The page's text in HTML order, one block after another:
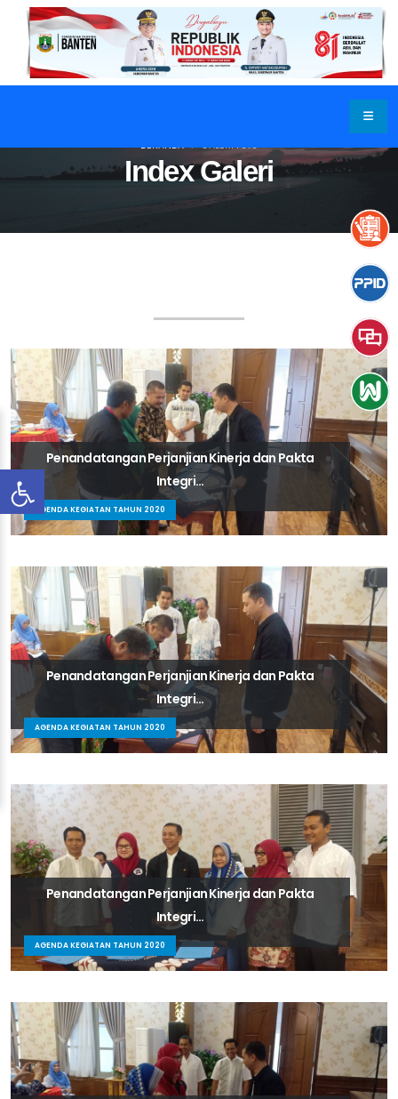
Index Galeri
BERANDA GALERI FOTO
Penandatangan Perjanjian Kinerja dan Pakta
Integri...
AGENDA KEGIATAN TAHUN 2020
Penandatangan Perjanjian Kinerja dan Pakta
Integri...
AGENDA KEGIATAN TAHUN 2020
Penandatangan Perjanjian Kinerja dan Pakta
Integri...
AGENDA KEGIATAN TAHUN 2020